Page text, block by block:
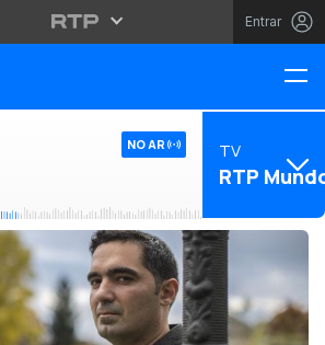
Entrar
NO AR TV
RTP